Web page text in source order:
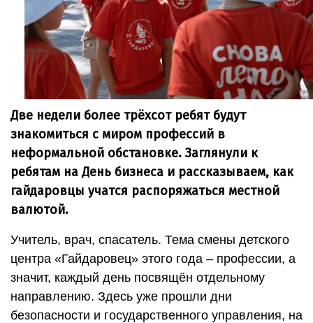
Две недели более трёхсот ребят будут
знакомиться с миром профессий в
неформальной обстановке. Заглянули к
ребятам на День бизнеса и рассказываем, как
гайдаровцы учатся распоряжаться местной
валютой.
Учитель, врач, спасатель. Тема смены детского
центра «Гайдаровец» этого года – профессии, а
значит, каждый день посвящён отдельному
направлению. Здесь уже прошли дни
безопасности и государственного управления, на